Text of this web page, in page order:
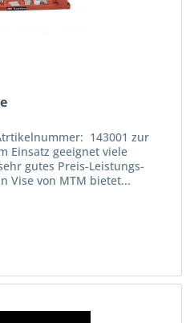
143001 zur
Einsatz geeignet viele
gutes Preis-Leistungs-
Vise von MTM bietet...